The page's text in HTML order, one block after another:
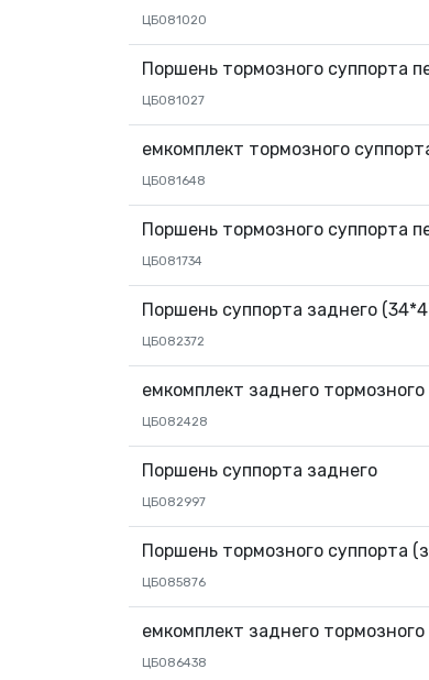
ЦБ081020
Поршень тормозного суппорта
ЦБ081027
емкомплект тормозного
ЦБ081648
Поршень тормозного суппорта
ЦБ081734
Поршень суппорта заднего
ЦБ082372
емкомплект заднего
ЦБ082428
Поршень суппорта заднего
ЦБ082997
Поршень тормозного суппорта
ЦБ085876
емкомплект заднего
ЦБ086438